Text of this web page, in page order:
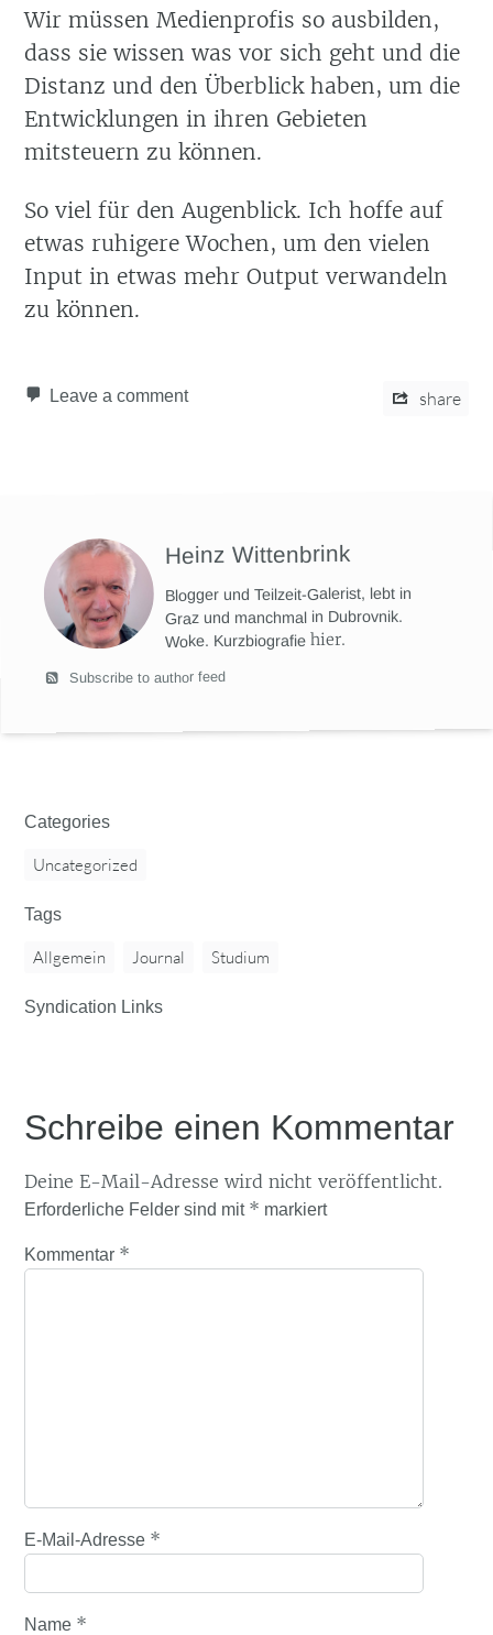
Wir müssen Medienprofis so ausbilden,
dass sie wissen was vor sich geht und die
Distanz und den Überblick haben, um die
Entwicklungen in ihren Gebieten
mitsteuern zu können.
So viel für den Augenblick. Ich hoffe auf
etwas ruhigere Wochen, um den vielen
Input in etwas mehr Output verwandeln
zu können.
Leave a comment share
Heinz Wittenbrink
Blogger und Teilzeit-Galerist, lebt in
Graz und manchmal in Dubrovnik.
Woke. Kurzbiografiehier.
Subscribe to author feed
Categories
Uncategorized
Tags
Allgemein Journal Studium
Syndication Links
Schreibe einen Kommentar
Deine E-Mail-Adresse wird nicht veröffentlicht.
Erforderliche Felder sind mit * markiert
Kommentar *
E-Mail-Adresse *
Name *